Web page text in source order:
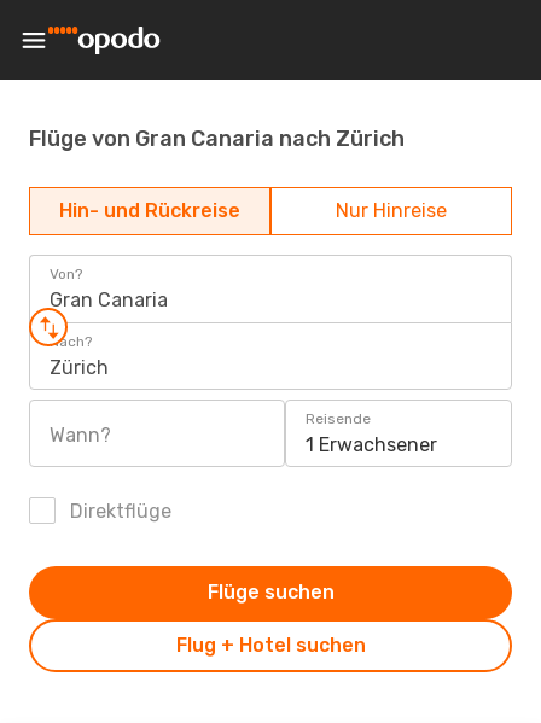
Flüge von Gran Canaria nach Zürich
Hin- und Rückreise Nur Hinreise
Von?
Gran Canaria
Nach?
Zürich
Wann?
Reisende
1 Erwachsener
Direktflüge
Flug + Hotel suchen
Flüge suchen